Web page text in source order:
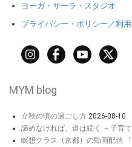
ヨーガ・サーラ・スタジオ
プライバシー・ポリシー／利
MYM blog
立秋の頃の過ごし方 2026-08-10
諦めなければ、道は続く ～子育
瞑想クラス（京都）の動画配信